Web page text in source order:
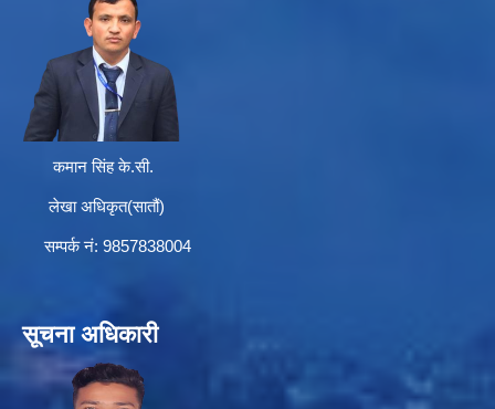
कमान सिंह के.सी.
लेखा अधिकृत(सातौं)
सम्पर्क न‌ं: 9857838004
सूचना अधिकारी